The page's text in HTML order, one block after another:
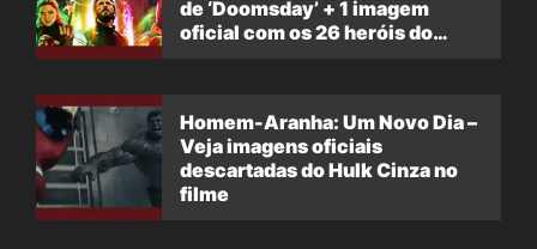
de ‘Doomsday’ + 1 imagem
oficial com os 26 heróis do
Homem-Aranha: Um Novo Dia –
Veja imagens oficiais
descartadas do Hulk Cinza no
filme